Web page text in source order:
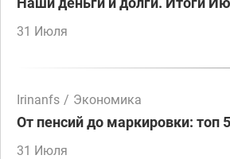
Наши деньги и долги. Итоги
31 Июля
Irinanfs / Экономика
От пенсий до маркировки: топ
31 Июля